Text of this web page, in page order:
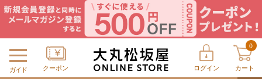
ガイド クーポン ログイン
0
カート